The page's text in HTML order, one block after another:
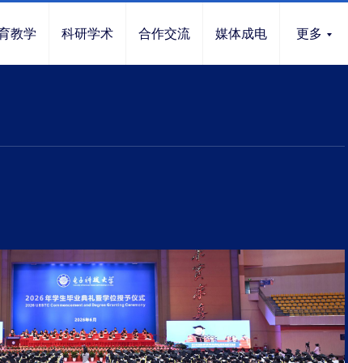
教学 科研学术 合作交流 媒体成电 更多